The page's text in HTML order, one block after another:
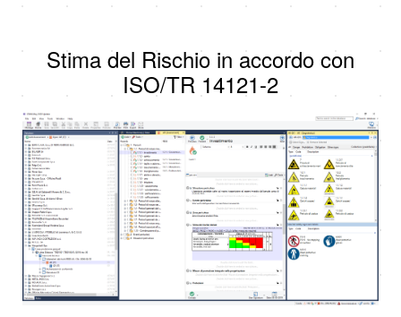
Stima del Rischio in accordo con
ISO/TR 14121-2